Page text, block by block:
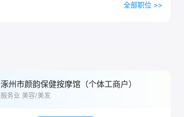
全部职位 >>
涿州市颜韵保健按摩馆（个体工商户）
服务业 美容/美发